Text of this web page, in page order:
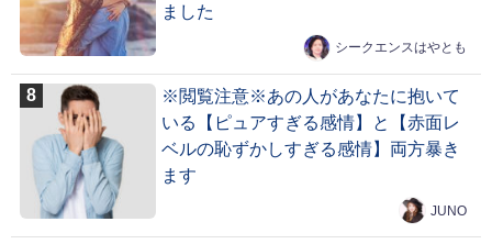
ました
シークエンスはやとも
※閲覧注意※あの人があなたに抱いて
いる【ピュアすぎる感情】と【赤面レ
ベルの恥ずかしすぎる感情】両方暴き
ます
JUNO